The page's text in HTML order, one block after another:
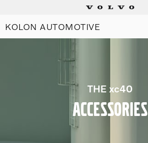
KOLON AUTOMOTIVE
THE xc40
Accessories
Electric
Plug-in hybrids
Mild hybrids
상담/시승신청